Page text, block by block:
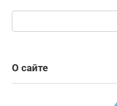
Поиск:
О сайте